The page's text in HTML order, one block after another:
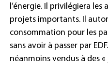
l’énergie. Il privilégiera les
projets importants. Il
consommation pour les
sans avoir à passer par
néanmoins vendus à des «